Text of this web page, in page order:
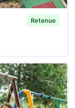
Retenue